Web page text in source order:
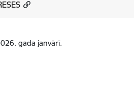
gada janvārī.